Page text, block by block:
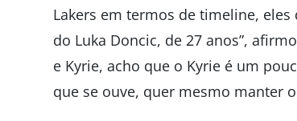
Lakers em termos de timeline,
do Luka Doncic, de 27 anos”,
e Kyrie, acho que o Kyrie é um
que se ouve, quer mesmo manter